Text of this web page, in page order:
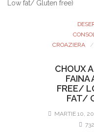
CROAZIERA
CHOUX
FAINA
FREE/
FAT/
MARTIE 10,